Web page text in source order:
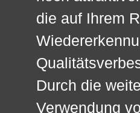
die auf Ihrem
Durch die
Verwendung